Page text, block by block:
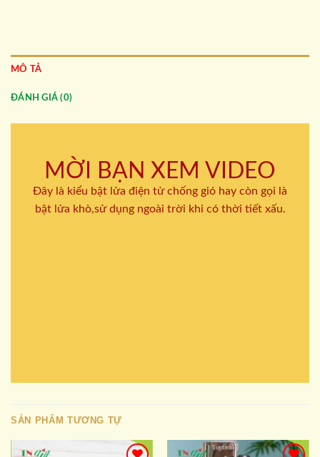
MÔ TẢ
ĐÁNH GIÁ (0)
MỜI BẠN XEM VIDEO
Đây là kiểu bật lửa điện tử chống gió hay còn gọi là
bật lửa khò,sử dụng ngoài trời khi có thời tiết xấu.
SẢN PHẨM TƯƠNG TỰ